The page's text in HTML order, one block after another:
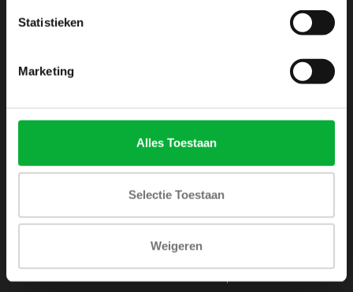
Statistieken
Marketing
Alles Toestaan
Selectie Toestaan
Weigeren
Disclaimer
Privacy Policy
Sitemap
Traveling Tailor